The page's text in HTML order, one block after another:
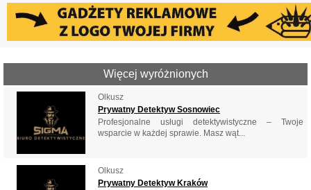
Więcej wyróżnionych
Olkusz
Prywatny Detektyw Sosnowiec
Profesjonalne usługi detektywistyczne – Twoje
wsparcie w każdej sprawie. Masz wąt...
Olkusz
Prywatny Detektyw Kraków